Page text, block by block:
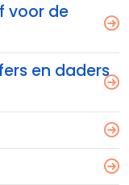
voor de
en daders